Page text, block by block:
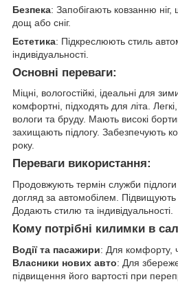
Безпека: Запобігають ковзанню
дощ або сніг.
Естетика: Підкреслюють стиль
індивідуальності.
Основні переваги:
Міцні, вологостійкі, ідеальні для
комфортні, підходять для літа.
вологи та бруду. Мають високі
захищають підлогу. Забезпечують
року.
Переваги використання:
Продовжують термін служби
догляд за автомобілем. Підвищують
Додають стилю та індивідуальності.
Кому потрібні килимки в
Водії та пасажири: Для комфорту,
Власники нових авто: Для
підвищення його вартості при